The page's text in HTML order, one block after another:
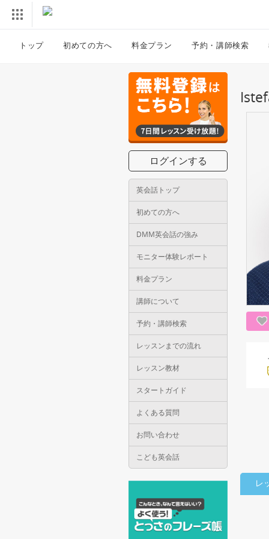
トップ 初めての方へ 料金プラン 予約・講師検索
ログインする
英会話トップ
初めての方へ
DMM英会話の強み
モニター体験レポート
料金プラン
講師について
予約・講師検索
レッスンまでの流れ
レッスン教材
スタートガイド
よくある質問
お問い合わせ
こども英会話
レ